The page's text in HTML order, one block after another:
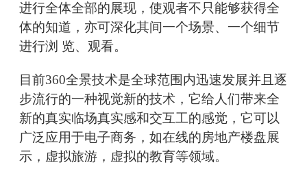
进行全体全部的展现，使观者不只能够获得全
体的知道，亦可深化其间一个场景、一个细节
进行浏 览、观看。
目前360全景技术是全球范围内迅速发展并且逐
步流行的一种视觉新的技术，它给人们带来全
新的真实临场真实感和交互工的感觉，它可以
广泛应用于电子商务，如在线的房地产楼盘展
示，虚拟旅游，虚拟的教育等领域。